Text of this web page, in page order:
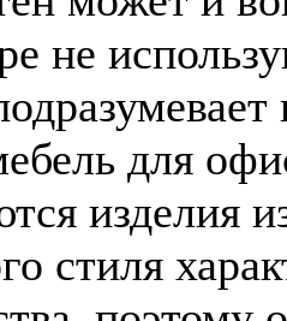
не
для
изделия
стиля